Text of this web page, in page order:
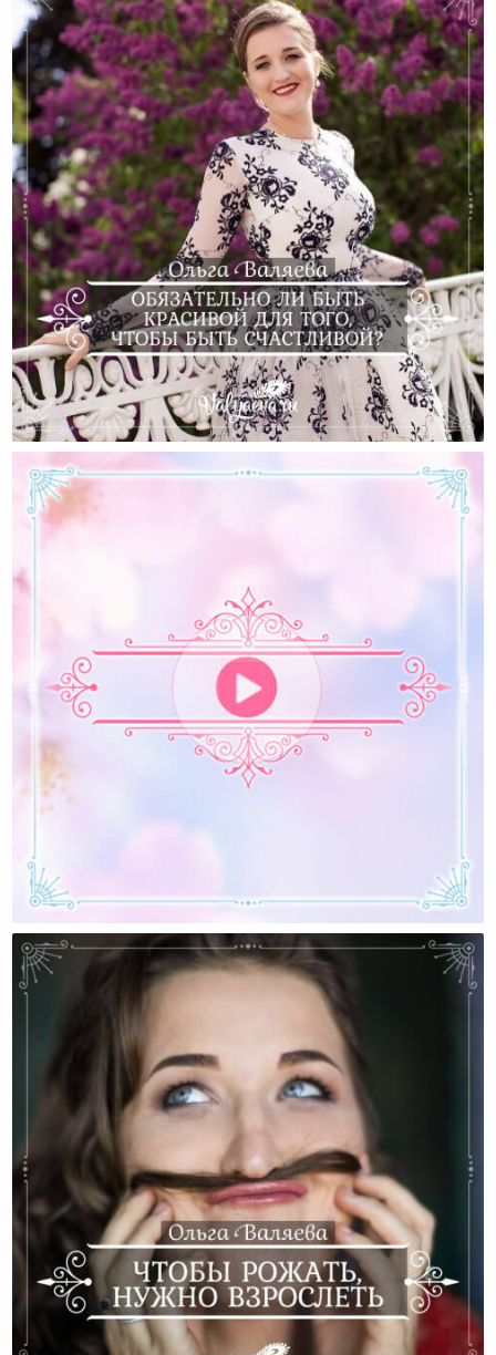
Обязательно Ли Быть Красивой Для Того, Чтобы
Быть Счастливой?
Я Устала Быть Хорошей….